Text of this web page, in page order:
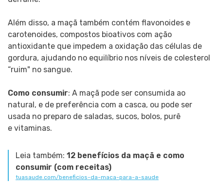
Além disso, a maçã também contém flavonoides e
carotenoides, compostos bioativos com ação
antioxidante que impedem a oxidação das células de
gordura, ajudando no equilíbrio nos níveis de colesterol
“ruim" no sangue.
Como consumir: A maçã pode ser consumida ao
natural, e de preferência com a casca, ou pode ser
usada no preparo de saladas, sucos, bolos, purê
e vitaminas.
Leia também: 12 benefícios da maçã e como
consumir (com receitas)
tuasaude.com/beneficios-da-maca-para-a-saude